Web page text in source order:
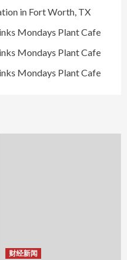
in Fort Worth, TX
Mondays Plant Cafe
Mondays Plant Cafe
Mondays Plant Cafe
财经新闻